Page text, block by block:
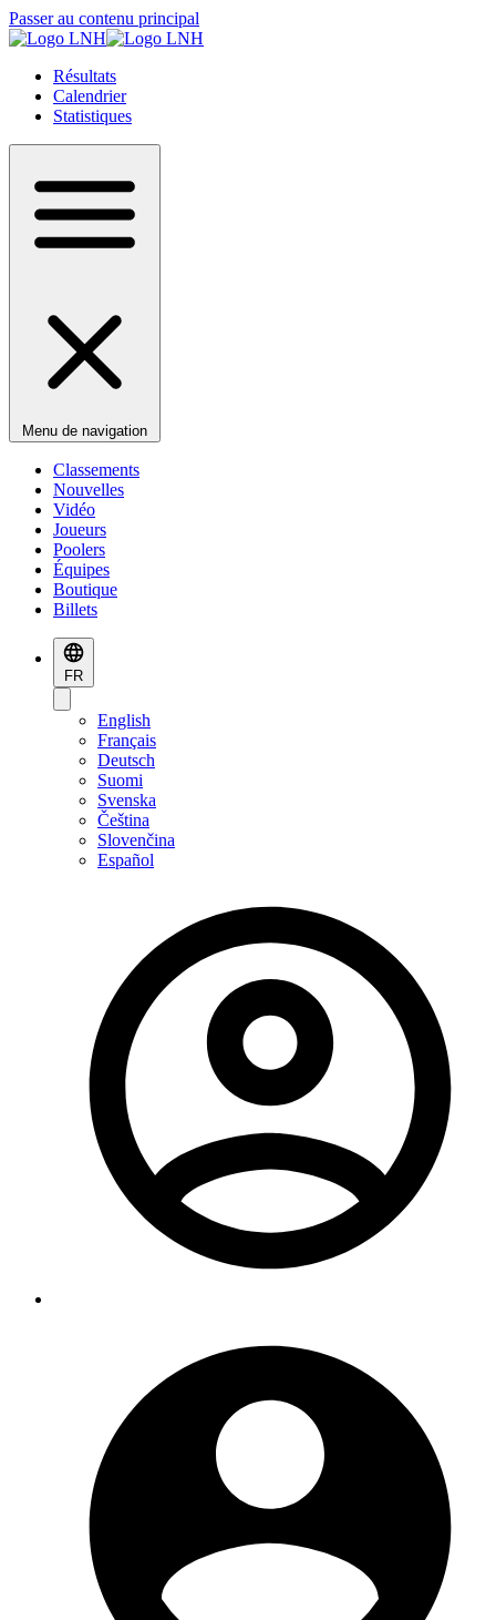
Passer au contenu principal
Résultats
Calendrier
Statistiques
Menu de navigation
Classements
Nouvelles
Vidéo
Joueurs
Poolers
Équipes
Boutique
Billets
FR
English
Français
Deutsch
Suomi
Svenska
Čeština
Slovenčina
Español